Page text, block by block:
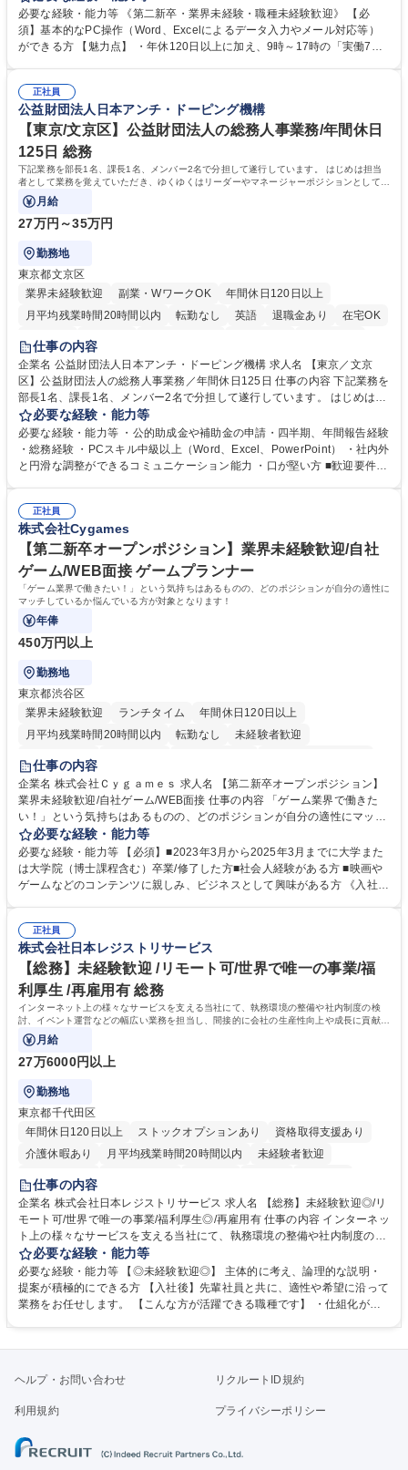
営事務局業務などにも幅広く携わっていただきます。 【会員管理・データ
入力業務】 ・医師（会員）の住所変更、個人情報のシステム登録・更新
・年会費の徴収管理や入金データの照合確認 【問い合わせ対応】 ・会員
年休120日/デスクワーク中心で残業少なめ
必要な経験・能力等 《第二新卒・業界未経験・職種未経験歓迎》 【必
須】基本的なPC操作（Word、Excelによるデータ入力やメール対応等）
ができる方 【魅力点】 ・年休120日以上に加え、9時～17時の「実働7時
整、資料作成、当日の運営サポート 学歴・資格 学歴：大学院 大学 語学
力： 資格：
正社員
公益財団法人日本アンチ・ドーピング機構
【東京/文京区】公益財団法人の総務人事業務/年間休日
125日 総務
下記業務を部長1名、課長1名、メンバー2名で分担して遂行しています。 はじめは担当
者として業務を覚えていただき、ゆくゆくはリーダーやマネージャーポジションとして活
躍いただくことを期待しています。
月給
27万円～35万円
勤務地
東京都文京区
業界未経験歓迎
副業・WワークOK
年間休日120日以上
月平均残業時間20時間以内
転勤なし 英語 退職金あり
在宅OK
賞与あり
育休あり
食事補助あり
仕事の内容
企業名 公益財団法人日本アンチ・ドーピング機構 求人名 【東京／文京
区】公益財団法人の総務人事業務／年間休日125日 仕事の内容 下記業務を
部長1名、課長1名、メンバー2名で分担して遂行しています。 はじめは担
当者として業務を覚えていただき、ゆくゆくはリーダーやマネージャーポ
ジションとして活躍いただくことを期待しています。 【総務・人事グルー
プの業務内容】 ・人事制度関連 ・採用活動 ・教育研修の企画、実行 ・勤
怠管理 ・官公庁への各種提出 ・法定の会議運営（評議員会、理事会） ・
管理 ・福利厚生関連 ・職員からの問合せ、相談対応 ・その他日常の総務
業務全般 募集職種 【東京／文京区】公益財団法人の総務人事業務／年間
休日125日
必要な経験・能力等
必要な経験・能力等 ・公的助成金や補助金の申請・四半期、年間報告経験
・総務経験 ・PCスキル中級以上（Word、Excel、PowerPoint） ・社内外
と円滑な調整ができるコミュニケーション能力 ・口が堅い方 ■歓迎要件
正社員
株式会社Cygames
【第二新卒オープンポジション】業界未経験歓迎/自社
ゲーム/WEB面接 ゲームプランナー
「ゲーム業界で働きたい！」という気持ちはあるものの、どのポジションが自分の適性に
マッチしているか悩んでいる方が対象となります！
年俸
450万円以上
勤務地
東京都渋谷区
業界未経験歓迎
ランチタイム
年間休日120日以上
月平均残業時間20時間以内
転勤なし
未経験者歓迎
住宅手当あり
交通費支給
土日祝休み 服装自由 昼食補助あり
第二新卒歓迎
食事補助あり
仕事の内容
企業名 株式会社Ｃｙｇａｍｅｓ 求人名 【第二新卒オープンポジション】
業界未経験歓迎/自社ゲーム/WEB面接 仕事の内容 「ゲーム業界で働きた
い！」という気持ちはあるものの、どのポジションが自分の適性にマッチ
しているか悩んでいる方が対象となります！ 総合職（プランナー/データ
アナリストなど）、技術職（開発エンジニ ア/インフラエンジニアな
ど）、デザイン職（デザイナー/イラストレ ーターなど）等から、面接で
ご希望と適正にマッチしたポジションをご案内いたします。ゲームやエン
のご応募をお待ちしております。 募集職種 【第二新卒オープンポジショ
ン】業界未経験歓迎/自社ゲーム/WEB面接
必要な経験・能力等
必要な経験・能力等 【必須】■2023年3月から2025年3月までに大学また
は大学院（博士課程含む）卒業/修了した方■社会人経験がある方 ■映画や
ゲームなどのコンテンツに親しみ、ビジネスとして興味がある方 《入社実
正社員
株式会社日本レジストリサービス
【総務】未経験歓迎 /リモート可/世界で唯一の事業/福
利厚生 /再雇用有 総務
インターネット上の様々なサービスを支える当社にて、執務環境の整備や社内制度の検
討、イベント運営などの幅広い業務を担当し、間接的に会社の生産性向上や成長に貢献し
ている部署です。
月給
27万6000円以上
勤務地
東京都千代田区
年間休日120日以上
ストックオプションあり
資格取得支援あり
介護休暇あり
月平均残業時間20時間以内
未経験者歓迎
住宅手当あり
完全週休2日制
交通費支給 駅近5分以内 土日祝休み 服装自由
仕事の内容
企業名 株式会社日本レジストリサービス 求人名 【総務】未経験歓迎◎/リ
モート可/世界で唯一の事業/福利厚生◎/再雇用有 仕事の内容 インターネッ
ト上の様々なサービスを支える当社にて、執務環境の整備や社内制度の検
討、イベント運営などの幅広い業務を担当し、間接的に会社の生産性向上
や成長に貢献している部署です。 会社の全メンバーが安心して長く成果を
発揮できる環境を整えるために、毎日のメンテナンスや維持管理に加え、
新たな施策検討を積極的に行っていただき、会社全体を巻き込み課題解決
幅広い業務の体得が可能で、多様なキャリアパスを描くことも可能です。
再雇用有
必要な経験・能力等
必要な経験・能力等 【◎未経験歓迎◎】 主体的に考え、論理的な説明・
提案が積極的にできる方 【入社後】先輩社員と共に、適性や希望に沿って
業務をお任せします。 【こんな方が活躍できる職種です】 ・仕組化が好
賃の50%（月額7万円まで）を補助 学歴・資格 学歴：大学院 大学 語学
力： 資格：
ヘルプ・お問い合わせ リクルートID規約
利用規約 プライバシーポリシー